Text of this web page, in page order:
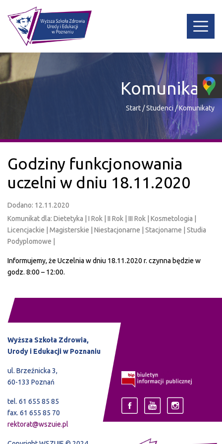
Komunikaty
Start/Studenci /Komunikaty
Godziny funkcjonowania
uczelni w dniu 18.11.2020
Dodano: 12.11.2020
Komunikat dla: Dietetyka | I Rok | II Rok | III Rok | Kosmetologia |
Licencjackie | Magisterskie | Niestacjonarne | Stacjonarne | Studia
Podyplomowe |
Informujemy, że Uczelnia w dniu 18.11.2020 r. czynna będzie w
godz. 8:00 – 12:00.
Wyższa Szkoła Zdrowia,
Urody i Edukacji w Poznaniu
ul. Brzeźnicka 3,
60-133 Poznań
tel. 61 655 85 85
fax. 61 655 85 70
rektorat@wszuie.pl